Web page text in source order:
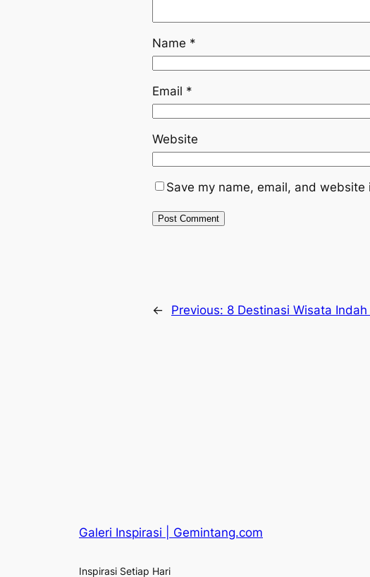
Name *
Email *
Website
Save my name, email, and
← Previous: 8 Destinasi Wisata
Galeri Inspirasi | Gemintang.com
Inspirasi Setiap Hari